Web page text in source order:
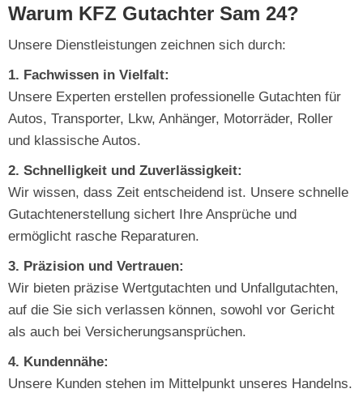
Warum KFZ Gutachter Sam 24?
Unsere Dienstleistungen zeichnen sich durch:
1. Fachwissen in Vielfalt:
Unsere Experten erstellen professionelle Gutachten für
Autos, Transporter, Lkw, Anhänger, Motorräder, Roller
und klassische Autos.
2. Schnelligkeit und Zuverlässigkeit:
Wir wissen, dass Zeit entscheidend ist. Unsere schnelle
Gutachtenerstellung sichert Ihre Ansprüche und
ermöglicht rasche Reparaturen.
3. Präzision und Vertrauen:
Wir bieten präzise Wertgutachten und Unfallgutachten,
auf die Sie sich verlassen können, sowohl vor Gericht
als auch bei Versicherungsansprüchen.
4. Kundennähe:
Unsere Kunden stehen im Mittelpunkt unseres Handelns.